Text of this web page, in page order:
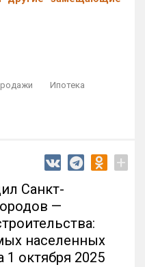
Ипотека
+
Санкт-
—
населенных
1 октября 2025